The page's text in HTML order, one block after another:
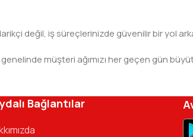
değil, iş süreçlerinizde güvenilir bir yol
müşteri ağımızı her geçen gün
Bağlantılar